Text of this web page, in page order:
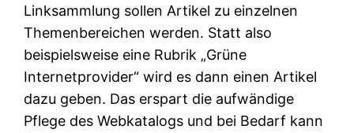
Linksammlung sollen Artikel zu einzelnen
Themenbereichen werden. Statt also
beispielsweise eine Rubrik „Grüne
Internetprovider“ wird es dann einen Artikel
dazu geben. Das erspart die aufwändige
Pflege des Webkatalogs und bei Bedarf kann